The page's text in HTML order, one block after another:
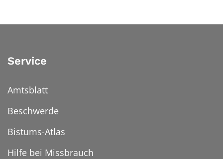
Service
Amtsblatt
Beschwerde
Bistums-Atlas
Hilfe bei Missbrauch